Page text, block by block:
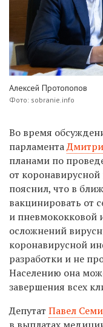
Алексей Протопопов
Фото: sobranie.info
Во время
парламента
планами по
от
пояснил, что в
вакцинировать от
и пневмококковой
осложнений
коронавирусной
разработки и не
Населению она
завершения всех
Депутат Павел